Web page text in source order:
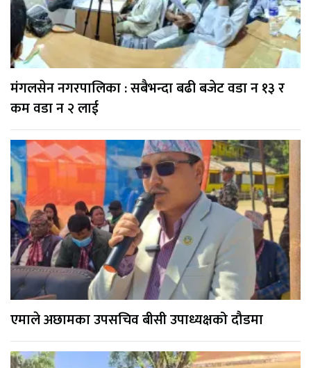
मंगलसेन नगरपालिका : सबैभन्दा बढी बजेट वडा न १३ र
कम वडा न २ लाई
एमाले अछामका उपसचिव बीसी उपाध्यक्षको दौडमा